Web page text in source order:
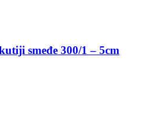
smeđe 300/1 – 5cm